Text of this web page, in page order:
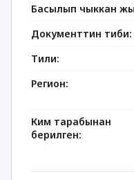
Басылып чыккан
Документтин тиби:
Тили:
Регион:
Ким тарабынан
берилген: